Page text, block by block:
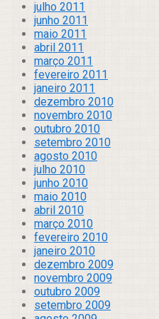
julho 2011
junho 2011
maio 2011
abril 2011
março 2011
fevereiro 2011
janeiro 2011
dezembro 2010
novembro 2010
outubro 2010
setembro 2010
agosto 2010
julho 2010
junho 2010
maio 2010
abril 2010
março 2010
fevereiro 2010
janeiro 2010
dezembro 2009
novembro 2009
outubro 2009
setembro 2009